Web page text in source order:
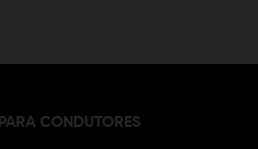
PARA CONDUTORES